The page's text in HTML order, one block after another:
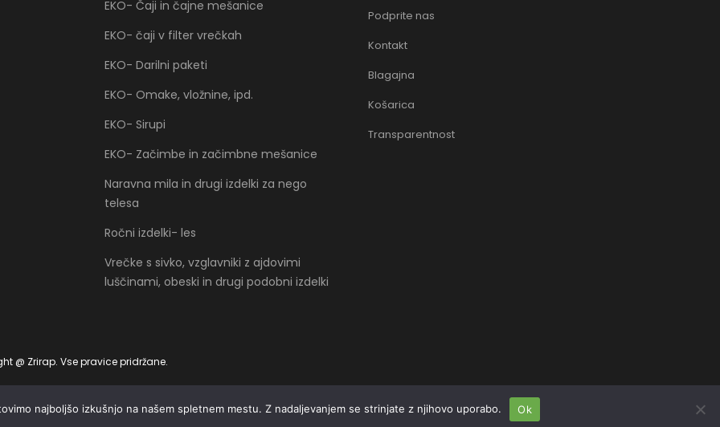
EKO- Čaji in čajne mešanice
EKO- čaji v filter vrečkah
EKO- Darilni paketi
EKO- Omake, vložnine, ipd.
EKO- Sirupi
EKO- Začimbe in začimbne mešanice
Naravna mila in drugi izdelki za nego
telesa
Ročni izdelki- les
Vrečke s sivko, vzglavniki z ajdovimi
luščinami, obeski in drugi podobni izdelki
Podprite nas
Kontakt
Blagajna
Košarica
Transparentnost
@ Zrirap. Vse pravice pridržane.
najboljšo izkušnjo na našem spletnem mestu. Z nadaljevanjem se strinjate z njihovo uporabo. Ok